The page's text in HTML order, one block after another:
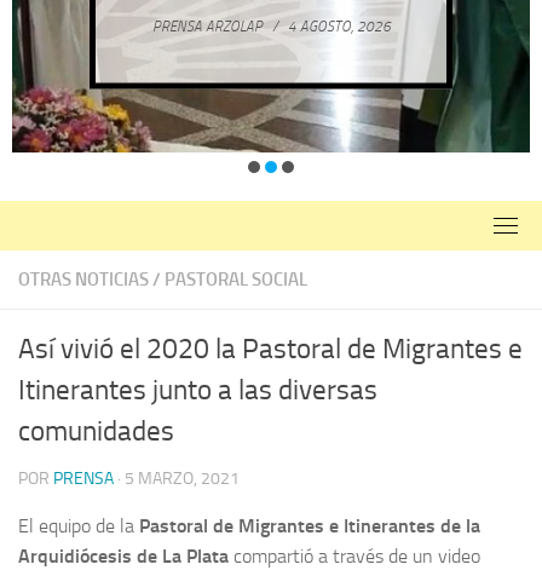
PRENSA ARZOLAP / 4 AGOSTO, 2026
OTRAS NOTICIAS/ PASTORAL SOCIAL
Así vivió el 2020 la Pastoral de Migrantes e
Itinerantes junto a las diversas
comunidades
POR PRENSA · 5 MARZO, 2021
El equipo de la Pastoral de Migrantes e Itinerantes de la
Arquidiócesis de La Plata compartió a través de un video